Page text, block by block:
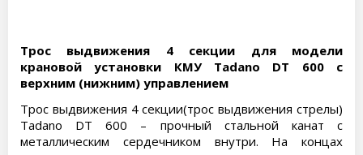
Трос выдвижения 4 секции для модели
крановой установки КМУ Tadano DT 600 с
верхним (нижним) управлением
Трос выдвижения 4 секции(трос выдвижения стрелы)
Tadano DT 600 – прочный стальной канат с
металлическим сердечником внутри. На концах